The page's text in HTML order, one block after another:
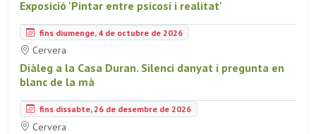
Exposició 'Pintar entre psicosi i realitat'
fins diumenge, 4 de octubre de 2026
Cervera
Diàleg a la Casa Duran. Silenci danyat i pregunta en
blanc de la mà
fins dissabte, 26 de desembre de 2026
Cervera